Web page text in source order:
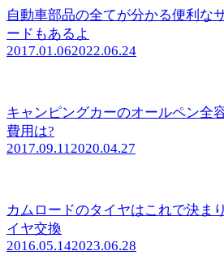
自動車部品の全てが分かる便利な
ードもあるよ
2017.01.062022.06.24
キャンピングカーのオールペン全
費用は?
2017.09.112020.04.27
カムロードのタイヤはこれで決ま
イヤ交換
2016.05.142023.06.28